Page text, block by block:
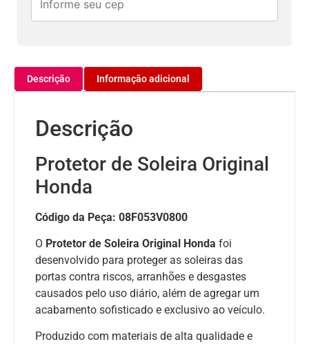
Descrição Informação adicional
Descrição
Protetor de Soleira Original
Honda
Código da Peça: 08F053V0800
O Protetor de Soleira Original Honda foi
desenvolvido para proteger as soleiras das
portas contra riscos, arranhões e desgastes
causados pelo uso diário, além de agregar um
acabamento sofisticado e exclusivo ao veículo.
Produzido com materiais de alta qualidade e